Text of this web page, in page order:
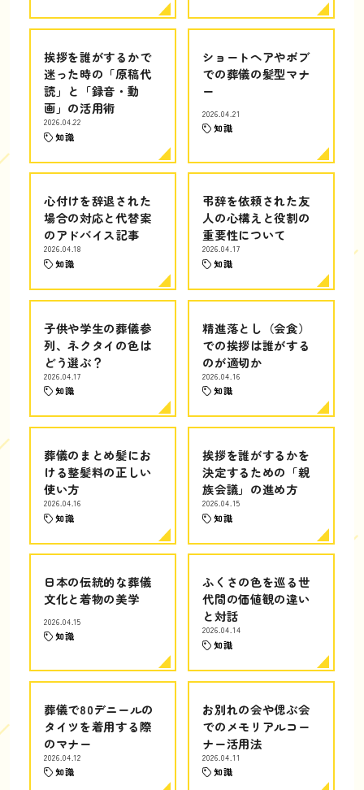
挨拶を誰がするかで
迷った時の「原稿代
読」と「録音・動
画」の活用術
2026.04.22
知識
ショートヘアやボブ
での葬儀の髪型マナ
ー
2026.04.21
知識
心付けを辞退された
場合の対応と代替案
のアドバイス記事
2026.04.18
知識
弔辞を依頼された友
人の心構えと役割の
重要性について
2026.04.17
知識
子供や学生の葬儀参
列、ネクタイの色は
どう選ぶ？
2026.04.17
知識
精進落とし（会食）
での挨拶は誰がする
のが適切か
2026.04.16
知識
葬儀のまとめ髪にお
ける整髪料の正しい
使い方
2026.04.16
知識
挨拶を誰がするかを
決定するための「親
族会議」の進め方
2026.04.15
知識
日本の伝統的な葬儀
文化と着物の美学
2026.04.15
知識
ふくさの色を巡る世
代間の価値観の違い
と対話
2026.04.14
知識
葬儀で80デニールの
タイツを着用する際
のマナー
2026.04.12
知識
お別れの会や偲ぶ会
でのメモリアルコー
ナー活用法
2026.04.11
知識